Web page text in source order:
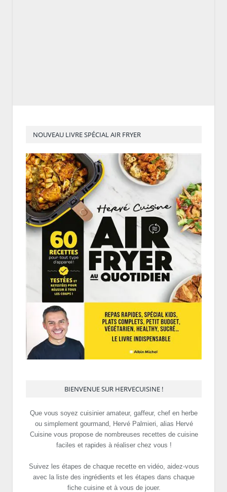
NOUVEAU LIVRE SPÉCIAL AIR FRYER
BIENVENUE SUR HERVECUISINE !
Que vous soyez cuisinier amateur, gaffeur, chef en herbe
ou simplement gourmand, Hervé Palmieri, alias Hervé
Cuisine vous propose de nombreuses recettes de cuisine
faciles et rapides à réaliser chez vous !
Suivez les étapes de chaque recette en vidéo, aidez-vous
avec la liste des ingrédients et les étapes dans chaque
fiche cuisine et à vous de jouer.